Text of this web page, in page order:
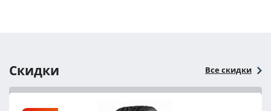
Скидки Все скидки